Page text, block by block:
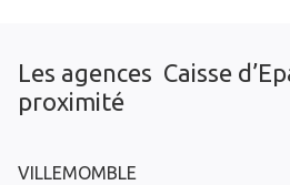
Les agences Caisse
proximité
VILLEMOMBLE